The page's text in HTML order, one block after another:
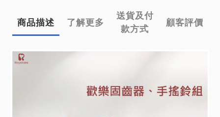
商品描述 了解更多
送貨及付
款方式
顧客評價